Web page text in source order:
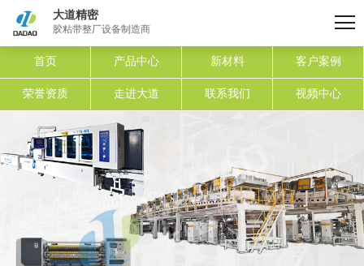
大道精密
胶粘带整厂设备制造商
首页 产品中心 新材料 客户案例
荣誉资质 走进大道 联系我们 视频中心